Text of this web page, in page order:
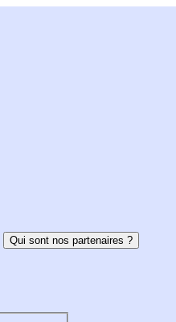
Qui sont nos partenaires ?